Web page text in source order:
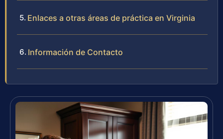
Enlaces a otras áreas de práctica en Virginia
Información de Contacto